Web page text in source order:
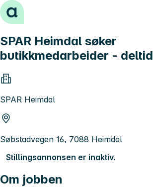
Hopp til innhold
SPAR Heimdal søker
butikkmedarbeider - deltid
SPAR Heimdal
Søbstadvegen 16, 7088 Heimdal
Stillingsannonsen er inaktiv.
Om jobben